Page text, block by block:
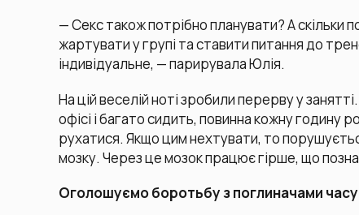
— Секс також потрібно планувати? А скільки
жартувати у групі та ставити питання до
індивідуальне, — парирувала Юлія.
На цій веселій ноті зробили перерву у
офісі і багато сидить, повинна кожну годину
рухатися. Якщо цим нехтувати, то
мозку. Через це мозок працює гірше, що
Оголошуємо боротьбу з поглиначами часу